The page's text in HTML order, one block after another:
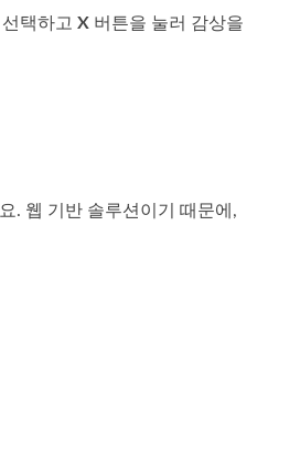
택하고 X 버튼을 눌러 감상을
. 웹 기반 솔루션이기 때문에,